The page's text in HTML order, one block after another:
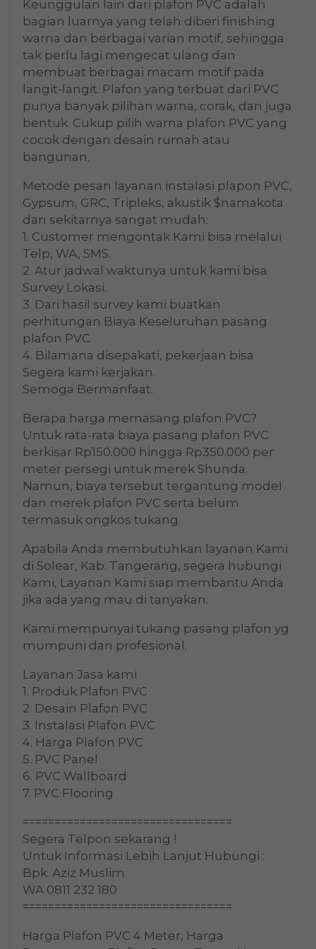
Keunggulan lain dari plafon PVC adalah
bagian luarnya yang telah diberi finishing
warna dan berbagai varian motif, sehingga
tak perlu lagi mengecat ulang dan
membuat berbagai macam motif pada
langit-langit. Plafon yang terbuat dari PVC
punya banyak pilihan warna, corak, dan juga
bentuk. Cukup pilih warna plafon PVC yang
cocok dengan desain rumah atau
bangunan.
Metode pesan layanan instalasi plapon PVC,
Gypsum, GRC, Tripleks, akustik $namakota
dan sekitarnya sangat mudah:
1. Customer mengontak Kami bisa melalui
Telp, WA, SMS.
2. Atur jadwal waktunya untuk kami bisa
Survey Lokasi.
3. Dari hasil survey kami buatkan
perhitungan Biaya Keseluruhan pasang
plafon PVC
4. Bilamana disepakati, pekerjaan bisa
Segera kami kerjakan.
Semoga Bermanfaat.
Berapa harga memasang plafon PVC?
Untuk rata-rata biaya pasang plafon PVC
berkisar Rp150.000 hingga Rp350.000 per
meter persegi untuk merek Shunda.
Namun, biaya tersebut tergantung model
dan merek plafon PVC serta belum
termasuk ongkos tukang
Apabila Anda membutuhkan layanan Kami
di Solear, Kab. Tangerang, segera hubungi
Kami, Layanan Kami siap membantu Anda
jika ada yang mau di tanyakan.
Kami mempunyai tukang pasang plafon yg
mumpuni dan profesional.
Layanan Jasa kami
1. Produk Plafon PVC
2. Desain Plafon PVC
3. Instalasi Plafon PVC
4. Harga Plafon PVC
5. PVC Panel
6. PVC Wallboard
7. PVC Flooring
=================================
Segera Telpon sekarang !
Untuk Informasi Lebih Lanjut Hubungi :
Bpk. Aziz Muslim
WA 0811 232 180
=================================
Harga Plafon PVC 4 Meter, Harga